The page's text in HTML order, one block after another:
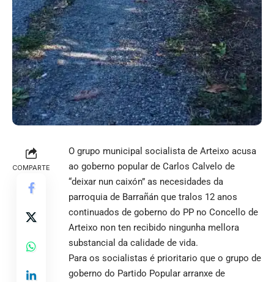
COMPARTE
O grupo municipal socialista de Arteixo acusa
ao goberno popular de Carlos Calvelo de
“deixar nun caixón” as necesidades da
parroquia de Barrañán que tralos 12 anos
continuados de goberno do PP no Concello de
Arteixo non ten recibido ningunha mellora
substancial da calidade de vida.
Para os socialistas é prioritario que o grupo de
goberno do Partido Popular arranxe de